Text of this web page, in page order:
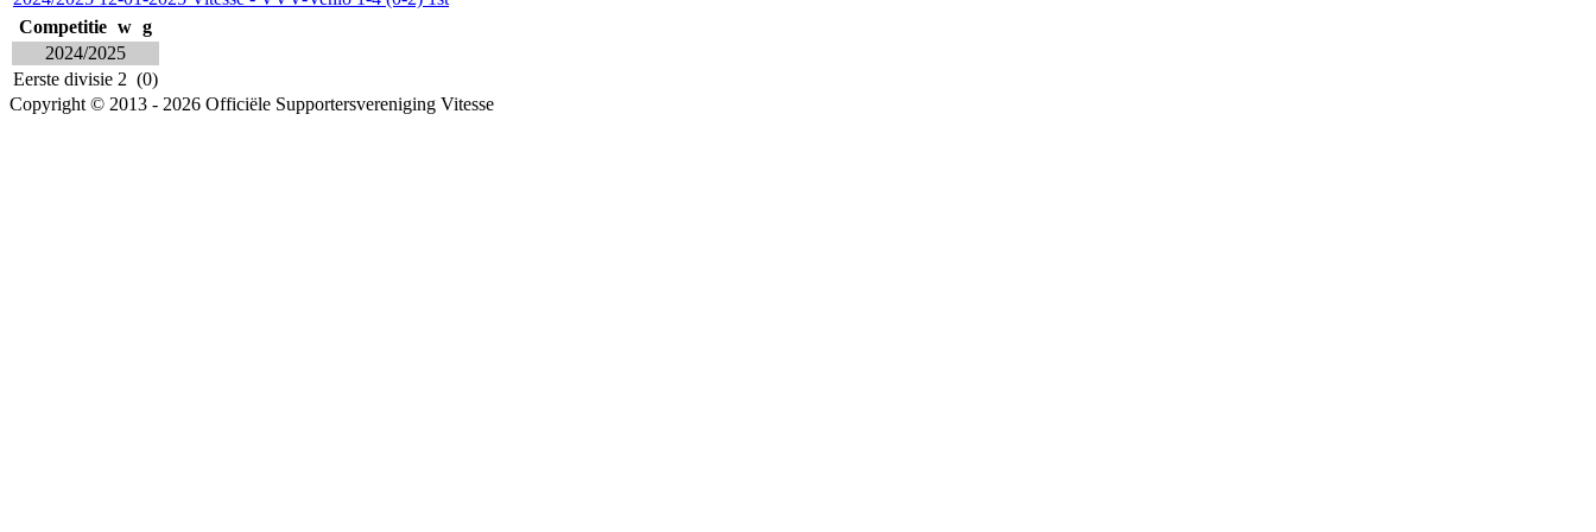
Competitie w g
2024/2025
Eerste divisie 2 (0)
Copyright © 2013 - 2026 Officiële Supportersvereniging Vitesse